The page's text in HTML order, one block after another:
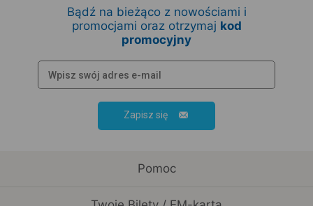
Bądź na bieżąco z nowościami i
promocjami oraz otrzymaj kod
promocyjny
Zapisz się
Pomoc